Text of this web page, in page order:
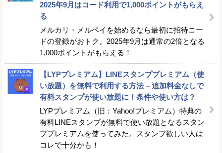
2025年9月はコード利用で1,000ポイントがもらえ
る
メルカリ・メルペイを始めるなら最初に招待コー
ドの登録がおトク。2025年9月は通常の2倍となる
1,000ポイントがもらえる！
【LYPプレミアム】LINEスタンププレミアム（使
い放題）を無料で利用する方法 – 追加料金なしで
有料スタンプが使い放題に！条件や使い方は？
LYPプレミアム（旧：Yahoo!プレミアム）特典の
有料LINEスタンプが無料で使い放題となるスタン
ププレミアムを使ってみた。スタンプ欲しい人は
コレで十分かも！